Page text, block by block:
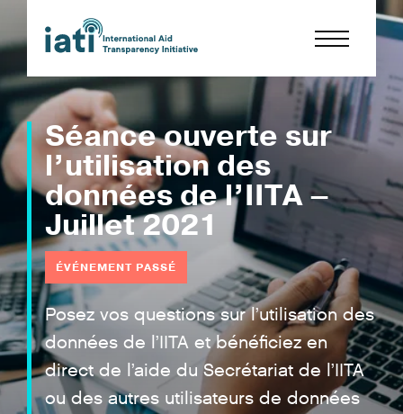
Séance ouverte sur
l’utilisation des
données de l’IITA –
Juillet 2021
ÉVÉNEMENT PASSÉ
Posez vos questions sur l’utilisation des
données de l’IITA et bénéficiez en
direct de l’aide du Secrétariat de l’IITA
ou des autres utilisateurs de données